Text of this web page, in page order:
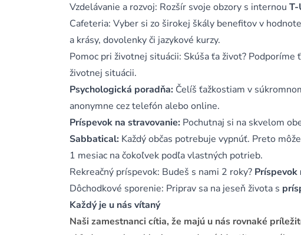
Vzdelávanie a rozvoj: Rozšír svoje obzory s internou T-
Cafeteria: Vyber si zo širokej škály benefitov v
a krásy, dovolenky či jazykové kurzy.
Pomoc pri životnej situácii: Skúša ťa život? Podporíme
životnej situácii.
Psychologická poradňa: Čelíš ťažkostiam v
anonymne cez telefón alebo online.
Príspevok na stravovanie: Pochutnaj si na skvelom
Sabbatical: Každý občas potrebuje vypnúť. Preto
1 mesiac na čokoľvek podľa vlastných potrieb.
Rekreačný príspevok: Budeš s nami 2 roky? Príspevok
Dôchodkové sporenie: Priprav sa na jeseň života s
Každý je u nás vítaný
Naši zamestnanci cítia, že majú u nás rovnaké